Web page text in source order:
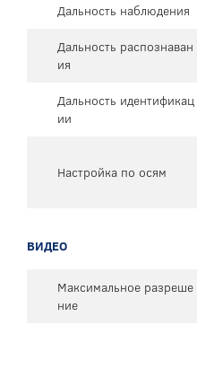
Дальность наблюдения
Дальность распознаван
ия
Дальность идентификац
ии
Настройка по осям
ВИДЕО
Максимальное разреше
ние